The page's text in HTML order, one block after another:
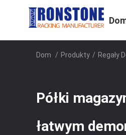
Dom / Produkty / Regały
Półki
łatwym